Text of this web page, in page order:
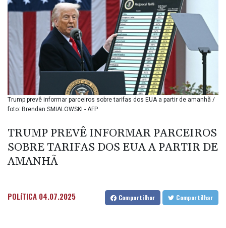
BOB 13.69983
BRL 5.876989
BSD 1.152686
BTN 109.688637
BWP 15.558807
BYN 3.432357
22660.258427
BZD 2.318271
2615.761404
CHF 0.93588
CNH 7.796152
Trump prevê informar parceiros sobre tarifas dos EUA a partir de amanhã /
foto: Brendan SMIALOWSKI - AFP
TRUMP PREVÊ INFORMAR PARCEIROS
SOBRE TARIFAS DOS EUA A PARTIR DE
AMANHÃ
POLíTICA 04.07.2025 Compartilhar Compartilhar